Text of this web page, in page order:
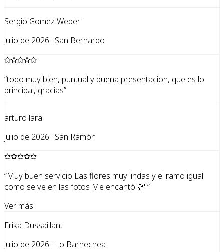
Sergio Gomez Weber
julio de 2026 · San Bernardo
“todo muy bien, puntual y buena presentacion, que es lo
principal, gracias”
arturo lara
julio de 2026 · San Ramón
“Muy buen servicio Las flores muy lindas y el ramo igual
como se ve en las fotos Me encantó 💯 ”
Ver más
Erika Dussaillant
julio de 2026 · Lo Barnechea